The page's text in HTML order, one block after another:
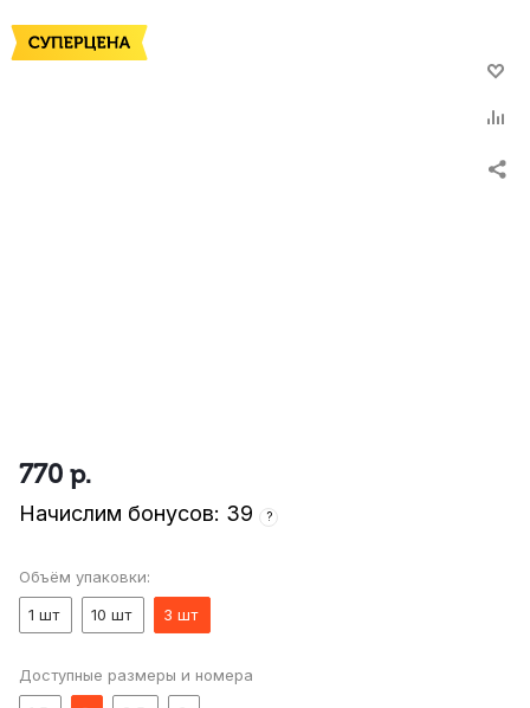
770 р.
Начислим бонусов: 39 ?
Объём упаковки:
1 шт
10 шт 3 шт
Доступные размеры и номера